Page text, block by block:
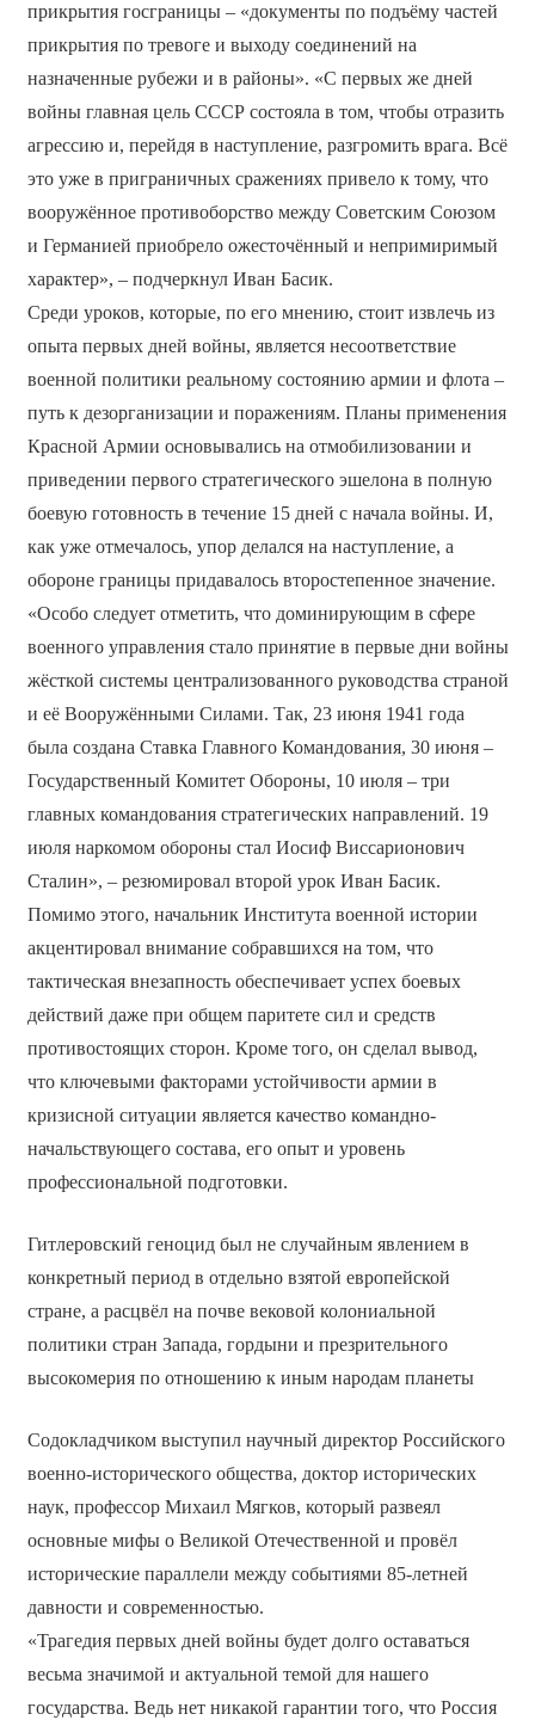
прикрытия гос­границы – «документы по подъёму частей
прикрытия по тревоге и выходу соединений на
назначенные рубежи и в районы». «С первых же дней
войны главная цель СССР состояла в том, чтобы отразить
агрессию и, перейдя в наступление, разгромить врага. Всё
это уже в приграничных сражениях привело к тому, что
вооружённое противоборство между Советским Союзом
и Германией приобрело ожесточённый и непримиримый
характер», – подчеркнул Иван Басик.
Среди уроков, которые, по его мнению, стоит извлечь из
опыта первых дней войны, является несоответствие
военной политики реальному состоянию армии и флота –
путь к дезорганизации и поражениям. Планы применения
Красной Армии основывались на отмобилизовании и
приведении первого стратегического эшелона в полную
боевую готовность в течение 15 дней с начала войны. И,
как уже отмечалось, упор делался на наступление, а
обороне границы придавалось второстепенное значение.
«Особо следует отметить, что доминирующим в сфере
военного управления стало принятие в первые дни войны
жёсткой системы централизованного руководства страной
и её Вооружёнными Силами. Так, 23 июня 1941 года
была создана Ставка Главного Командования, 30 июня –
Государственный Комитет Обороны, 10 июля – три
главных командования стратегических направлений. 19
июля наркомом обороны стал Иосиф Виссарионович
Сталин», – резюмировал второй урок Иван Басик.
Помимо этого, начальник Института военной истории
акцентировал внимание собравшихся на том, что
тактическая внезапность обеспечивает успех боевых
действий даже при общем паритете сил и средств
противостоящих сторон. Кроме того, он сделал вывод,
что ключевыми факторами устойчивости армии в
кризисной ситуации является качество командно-
начальствующего состава, его опыт и уровень
профессиональной подготовки.
Гитлеровский геноцид был не случайным явлением в
конкретный период в отдельно взятой европейской
стране, а расцвёл на почве вековой колониальной
политики стран Запада, гордыни и презрительного
высокомерия по отношению к иным народам планеты
Содокладчиком выступил научный директор Российского
военно-исторического общества, доктор исторических
наук, профессор Михаил Мягков, который развеял
основные мифы о Великой Отечественной и провёл
исторические параллели между событиями 85-летней
давности и современностью.
«Трагедия первых дней войны будет долго оставаться
весьма значимой и актуальной темой для нашего
государства. Ведь нет никакой гарантии того, что Россия